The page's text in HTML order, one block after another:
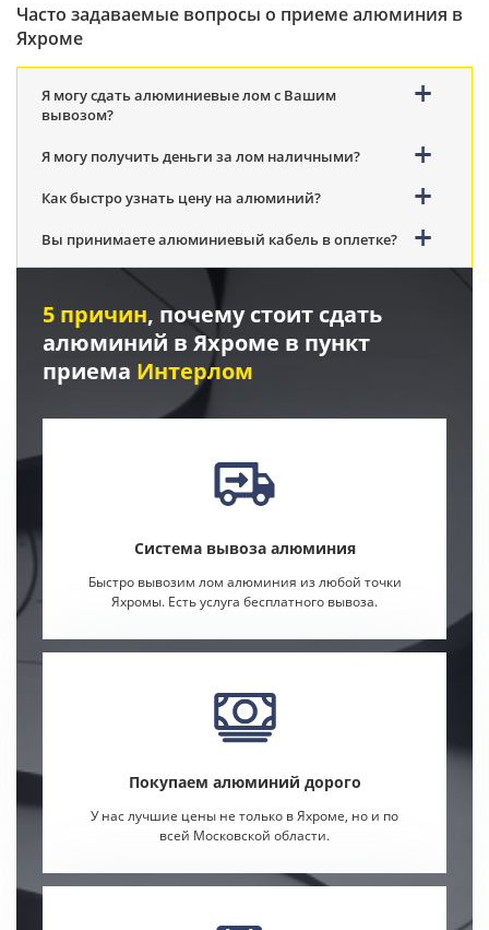
Часто задаваемые вопросы о приеме алюминия в
Яхроме
Я могу сдать алюминиевые лом с Вашим
вывозом?
Я могу получить деньги за лом наличными?
Как быстро узнать цену на алюминий?
Вы принимаете алюминиевый кабель в оплетке?
5 причин, почему стоит сдать
алюминий в Яхроме в пункт
приема Интерлом
Система вывоза алюминия
Быстро вывозим лом алюминия из любой точки
Яхромы. Есть услуга бесплатного вывоза.
Покупаем алюминий дорого
У нас лучшие цены не только в Яхроме, но и по
всей Московской области.